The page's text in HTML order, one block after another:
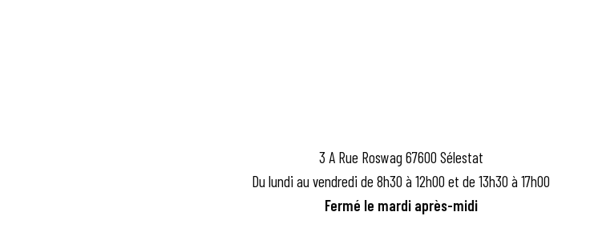
3 A Rue Roswag 67600 Sélestat
Du lundi au vendredi de 8h30 à 12h00 et de 13h30 à 17h00
Fermé le mardi après-midi